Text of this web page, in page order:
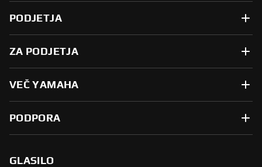
PODJETJA
ZA PODJETJA
VEČ YAMAHA
PODPORA
GLASILO